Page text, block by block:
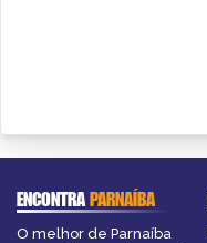
ENCONTRAPARNAÍBA
O melhor de Parnaíba